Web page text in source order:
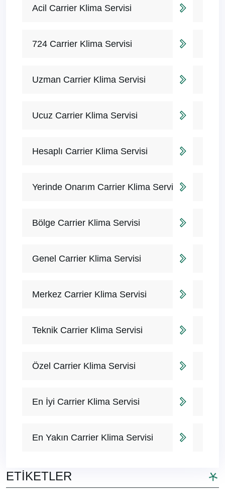
Acil Carrier Klima Servisi
724 Carrier Klima Servisi
Uzman Carrier Klima Servisi
Ucuz Carrier Klima Servisi
Hesaplı Carrier Klima Servisi
Yerinde Onarım Carrier Klima Servisi
Bölge Carrier Klima Servisi
Genel Carrier Klima Servisi
Merkez Carrier Klima Servisi
Teknik Carrier Klima Servisi
Özel Carrier Klima Servisi
En İyi Carrier Klima Servisi
En Yakın Carrier Klima Servisi
ETIKETLER